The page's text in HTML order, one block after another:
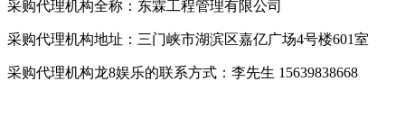
采购代理机构全称：东霖工程管理有限公司
采购代理机构地址：三门峡市湖滨区嘉亿广场4号楼601室
采购代理机构龙8娱乐的联系方式：李先生 15639838668